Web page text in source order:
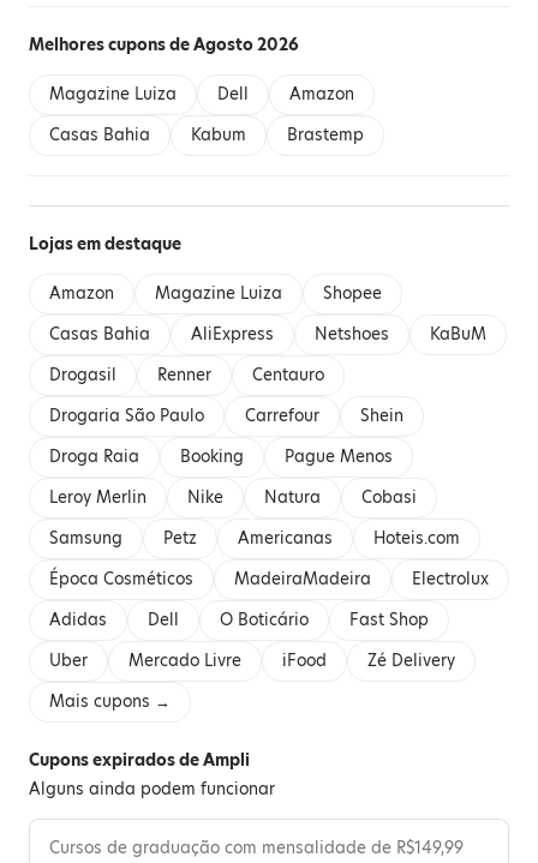
Melhores cupons de Agosto 2026
Magazine Luiza Dell
Amazon
Casas Bahia
Kabum Brastemp
Lojas em destaque
Amazon Magazine Luiza
Shopee
Casas Bahia
AliExpress Netshoes
KaBuM
Drogasil
Renner
Centauro
Drogaria São Paulo
Carrefour
Shein
Droga Raia
Booking
Pague Menos
Leroy Merlin
Nike Natura
Cobasi
Samsung
Petz Americanas
Hoteis.com
Época Cosméticos
MadeiraMadeira
Electrolux
Adidas
Dell O Boticário
Fast Shop
Uber
Mercado Livre iFood
Zé Delivery
Mais cupons →
Cupons expirados de Ampli
Alguns ainda podem funcionar
Cursos de graduação com mensalidade de R$149,99